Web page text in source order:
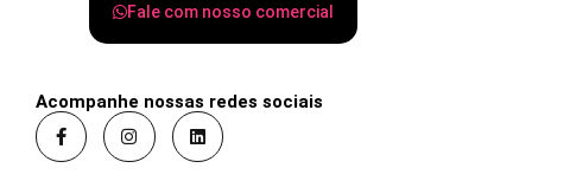
Fale com nosso comercial
Acompanhe nossas redes sociais